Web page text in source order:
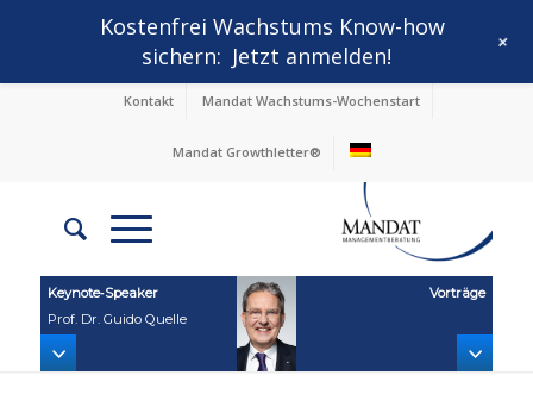
Kontakt Mandat Wachstums-Wochenstart
Mandat Growthletter®
Keynote‑Speaker
Prof. Dr. Guido Quelle
Vorträge
Kostenfrei Wachstums Know-how
sichern: Jetzt anmelden! +